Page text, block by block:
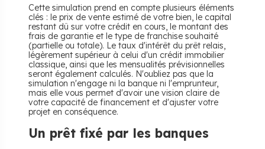
Cette simulation prend en compte plusieurs éléments
clés : le prix de vente estimé de votre bien, le capital
restant dû sur votre crédit en cours, le montant des
frais de garantie et le type de franchise souhaité
(partielle ou totale). Le taux d'intérêt du prêt relais,
légèrement supérieur à celui d'un crédit immobilier
classique, ainsi que les mensualités prévisionnelles
seront également calculés. N'oubliez pas que la
simulation n'engage ni la banque ni l'emprunteur,
mais elle vous permet d'avoir une vision claire de
votre capacité de financement et d'ajuster votre
projet en conséquence.
Un prêt fixé par les banques